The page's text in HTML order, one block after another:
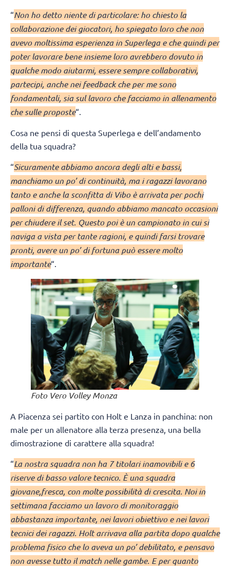
“Non ho detto niente di particolare: ho chiesto la
collaborazione dei giocatori, ho spiegato loro che non
avevo moltissima esperienza in Superlega e che quindi per
poter lavorare bene insieme loro avrebbero dovuto in
qualche modo aiutarmi, essere sempre collaborativi,
partecipi, anche nei feedback che per me sono
fondamentali, sia sul lavoro che facciamo in allenamento
che sulle proposte“.
Cosa ne pensi di questa Superlega e dell’andamento
della tua squadra?
“Sicuramente abbiamo ancora degli alti e bassi,
manchiamo un po’ di continuità, ma i ragazzi lavorano
tanto e anche la sconfitta di Vibo è arrivata per pochi
palloni di differenza, quando abbiamo mancato occasioni
per chiudere il set. Questo poi è un campionato in cui si
naviga a vista per tante ragioni, e quindi farsi trovare
pronti, avere un po’ di fortuna può essere molto
importante“.
Foto Vero Volley Monza
A Piacenza sei partito con Holt e Lanza in panchina: non
male per un allenatore alla terza presenza, una bella
dimostrazione di carattere alla squadra!
“La nostra squadra non ha 7 titolari inamovibili e 6
riserve di basso valore tecnico. È una squadra
giovane,fresca, con molte possibilità di crescita. Noi in
settimana facciamo un lavoro di monitoraggio
abbastanza importante, nei lavori obiettivo e nei lavori
tecnici dei ragazzi. Holt arrivava alla partita dopo qualche
problema fisico che lo aveva un po’ debilitato, e pensavo
non avesse tutto il match nelle gambe. E per quanto